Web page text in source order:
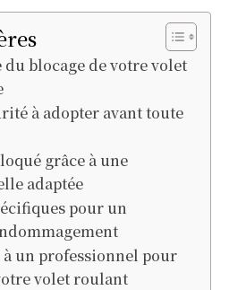
blocage de votre volet
à adopter avant toute
grâce à une
adaptée
pour un
un professionnel pour
volet roulant